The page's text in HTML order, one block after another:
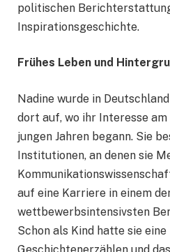
politischen
Inspirationsgeschichte.
Frühes Leben und
Nadine wurde in
dort auf, wo ihr Interesse am
jungen Jahren begann. Sie
Institutionen, an denen sie
auf eine Karriere in einem
wettbewerbsintensivsten
Schon als Kind hatte sie